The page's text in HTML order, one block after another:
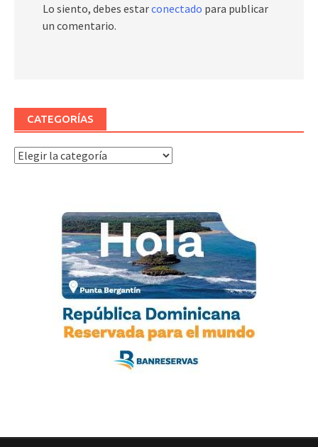
Lo siento, debes estarconectado para publicar
un comentario.
CATEGORÍAS
Categorías